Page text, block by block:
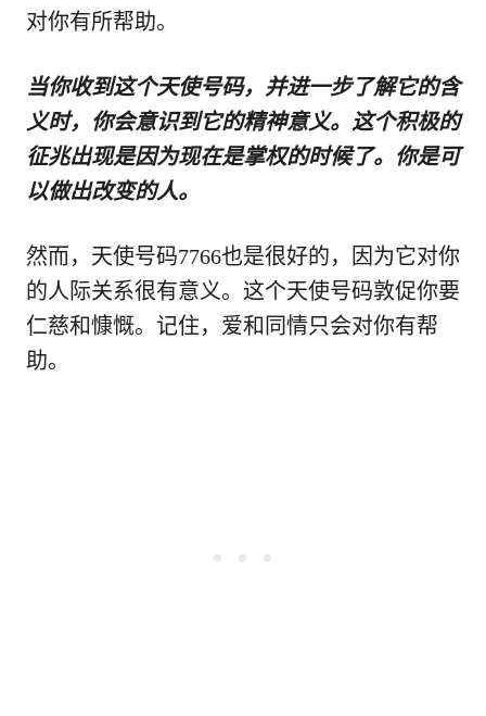
对你有所帮助。
当你收到这个天使号码，并进一步了解它的含
义时，你会意识到它的精神意义。这个积极的
征兆出现是因为现在是掌权的时候了。你是可
以做出改变的人。
然而，天使号码7766也是很好的，因为它对你
的人际关系很有意义。这个天使号码敦促你要
仁慈和慷慨。记住，爱和同情只会对你有帮
助。